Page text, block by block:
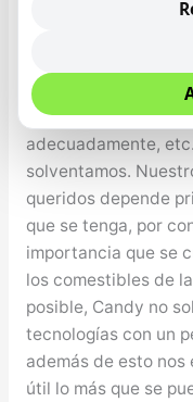
el Grande
tiene algún
la nevera no
adecuadamente,
solventamos.
queridos depende
que se tenga, por
importancia que se
los comestibles de
posible, Candy no
tecnologías con un
además de esto
útil lo más que se